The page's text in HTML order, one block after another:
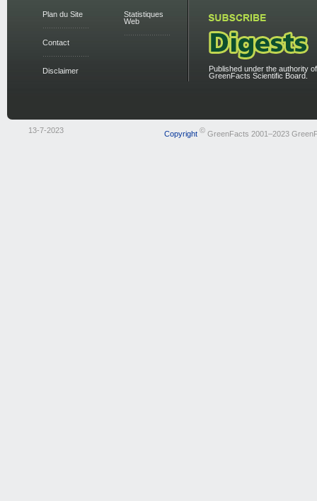
Plan du Site
Contact
Disclaimer
Statistiques
Web
Published under the authority
GreenFacts Scientific Board.
13-7-2023 Copyright ©GreenFacts 2001–2023